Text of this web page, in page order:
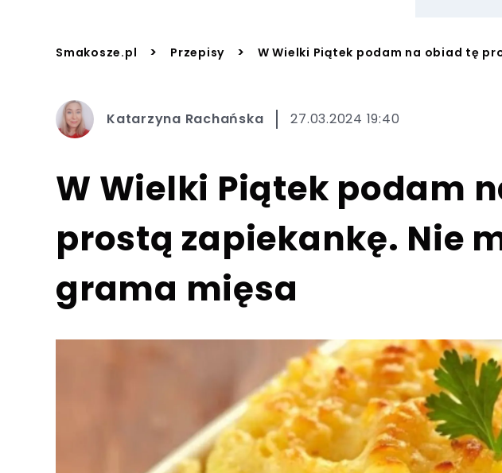
Smakosze.pl > Przepisy > W Wielki Piątek podam na obiad tę
Katarzyna Rachańska 27.03.2024 19:40
W Wielki Piątek podam
prostą zapiekankę. Nie
grama mięsa